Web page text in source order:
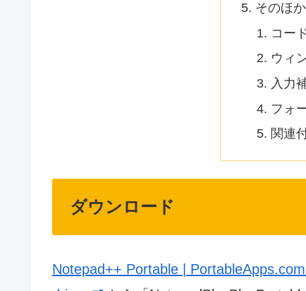
そのほか
コー
ウィ
入力
フォ
関連
ダウンロード
Notepad++ Portable |